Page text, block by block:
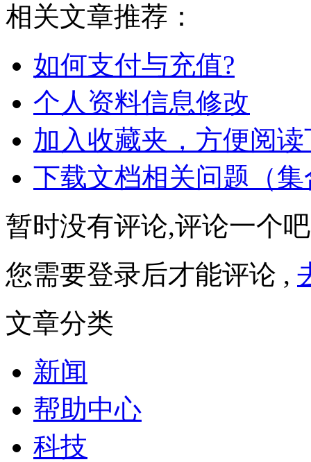
相关文章推荐：
如何支付与充值?
个人资料信息修改
加入收藏夹，方便阅读
下载文档相关问题（集
暂时没有评论,评论一个
您需要登录后才能评论 ,
文章分类
新闻
帮助中心
科技